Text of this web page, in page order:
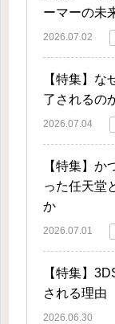
ーマーの未
2026.07.02
【特集】
了されるの
2026.07.04
【特集】
った任天堂
か
2026.07.01
【特集】
される理由
2026.06.30